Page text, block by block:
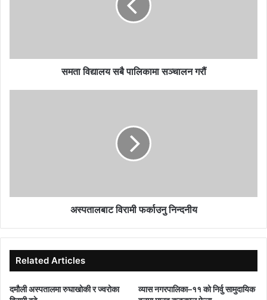
समता विद्यालय सबै पालिकामा सञ्चालन गरौं
अस्पतालबाट विरामी फर्काउनु निन्दनीय
Related Articles
दमौली अस्पतालमा रुघाखोकी र ज्वरोका
व्यास नगरपालिका–११ को निर्वु सामुदायिक